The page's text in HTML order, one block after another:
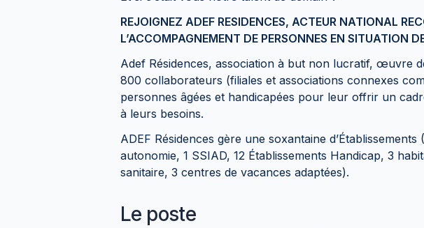
REJOIGNEZ ADEF RESIDENCES, ACTEUR NATIONAL
L’ACCOMPAGNEMENT DE PERSONNES EN SITUATION
Adef Résidences, association à but non lucratif, œuvre
800 collaborateurs (filiales et associations connexes
personnes âgées et handicapées pour leur offrir un
à leurs besoins.
ADEF Résidences gère une soxantaine d’Établissements
autonomie, 1 SSIAD, 12 Établissements Handicap, 3
sanitaire, 3 centres de vacances adaptées).
Le poste